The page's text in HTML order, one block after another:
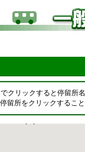
クリックすると停留所
留所をクリックするこ